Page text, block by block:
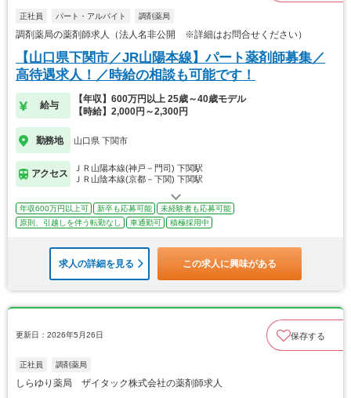
正社員 パート・アルバイト 調剤薬局
調剤薬局の薬剤師求人（法人名非公開 ※詳細はお問合せください）
【山口県下関市／JR山陽本線】パート薬剤師募集／
高待遇求人！／時給の相談も可能です！
給与
【年収】600万円以上 25歳～40歳モデル
【時給】2,000円～2,300円
勤務地 山口県 下関市
アクセス
ＪＲ山陽本線(神戸－門司) 下関駅
ＪＲ山陰本線(京都－下関) 下関駅
年収600万円以上可 新卒も応募可能
未経験者も応募可能
原則、引越しを伴う転勤なし
車通勤可 積極採用中
求人の詳細を見る この求人に興味がある
更新日：2026年5月26日 保存する
正社員 調剤薬局
しらゆり薬局 ザイタック株式会社の薬剤師求人